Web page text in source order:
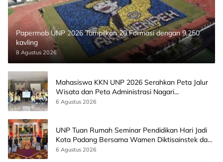
Papermob UNP 2026 Tampilkan 20 Formasi dengan 9.250
kavling
8 Agustus 2026
Mahasiswa KKN UNP 2026 Serahkan Peta Jalur
Wisata dan Peta Administrasi Nagari
Paninggahan
6 Agustus 2026
UNP Tuan Rumah Seminar Pendidikan Hari Jadi
Kota Padang Bersama Wamen Diktisainstek dan
CEO EMGS Malaysia
6 Agustus 2026